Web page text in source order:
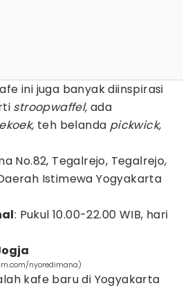
ini juga banyak diinspirasi
stroopwaffel, ada
teh belanda pickwick,
No.82, Tegalrejo, Tegalrejo,
Istimewa Yogyakarta
: Pukul 10.00-22.00 WIB, hari
nyoredimana)
kafe baru di Yogyakarta